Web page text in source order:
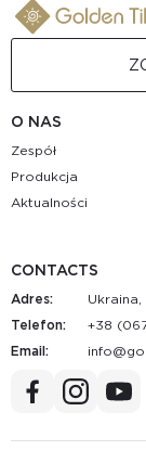
O NAS
Zespół
Produkcja
Aktualności
CONTACTS
Adres:
Telefon:
+38
Email: